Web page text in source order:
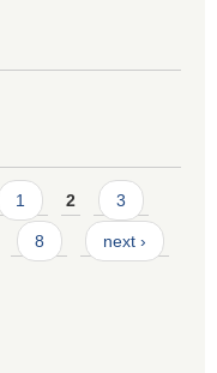
1 2 3
8 next ›